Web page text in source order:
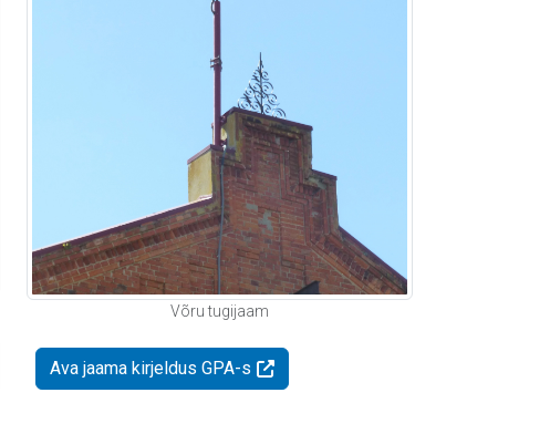
Võru tugijaam
Ava jaama kirjeldus GPA-s